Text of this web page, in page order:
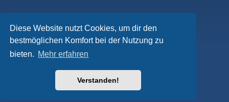
Diese Website nutzt Cookies, um dir den
bestmöglichen Komfort bei der Nutzung zu
bieten. Mehr erfahren
Verstanden!